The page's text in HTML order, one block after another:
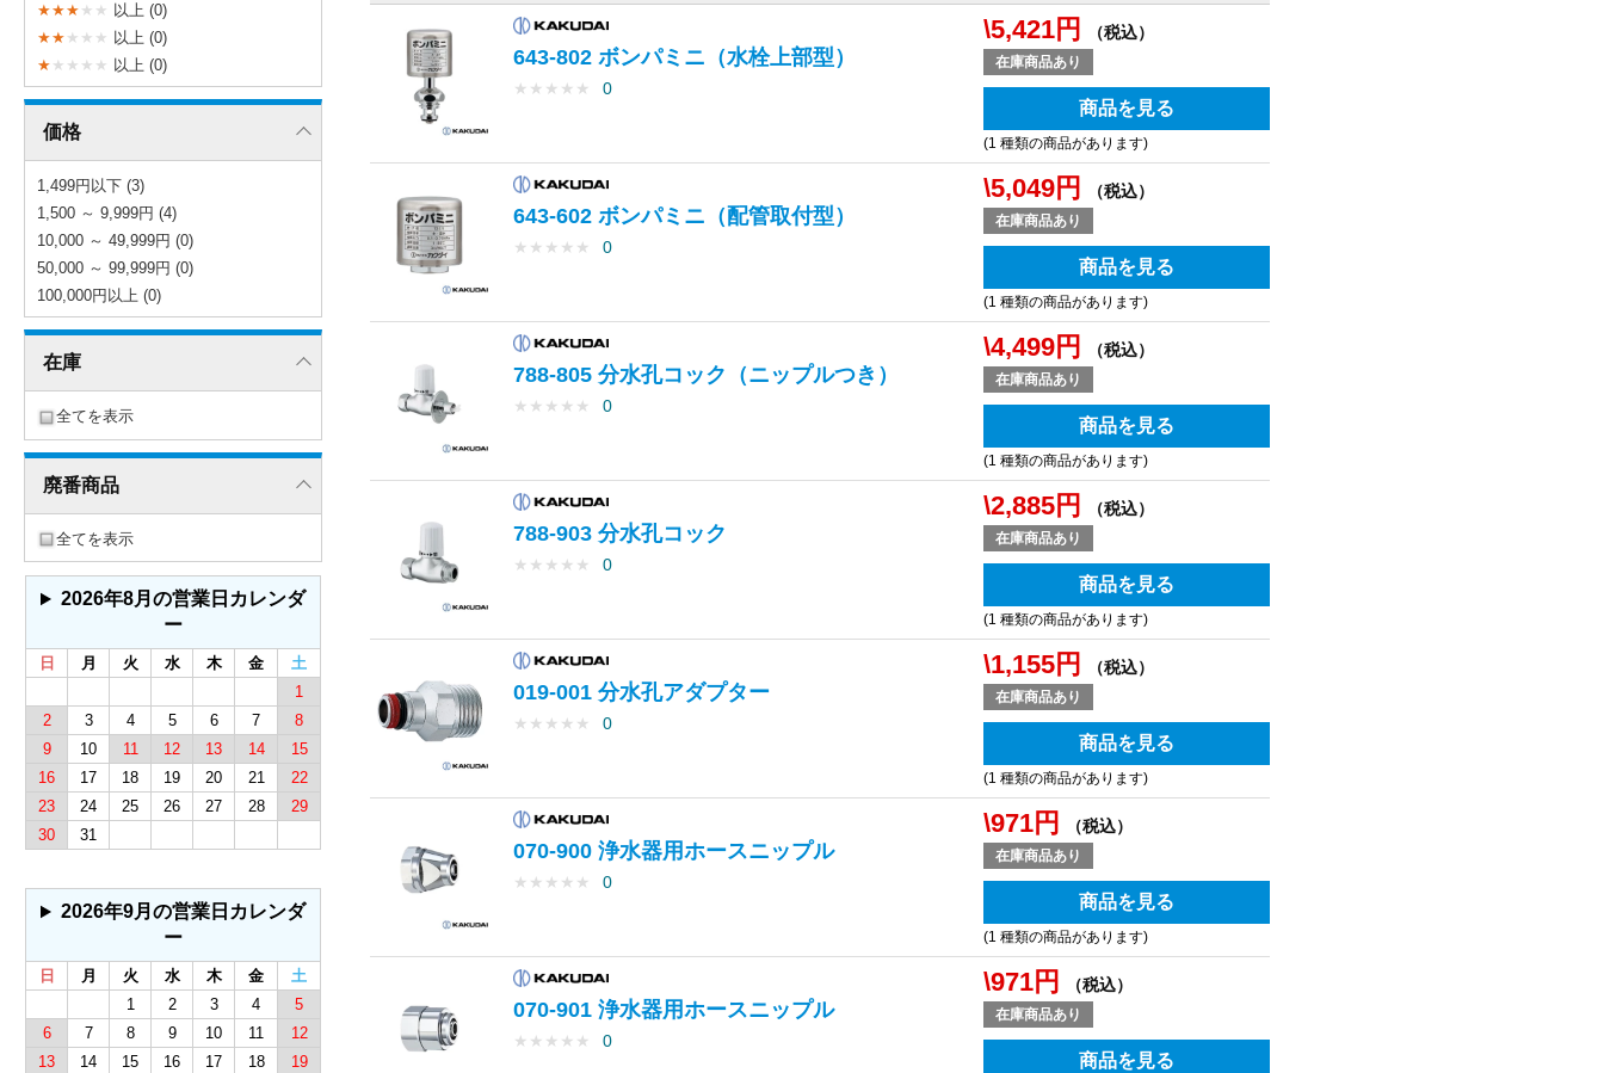
643-802 ボンパミニ（水栓上部型）
★ ★ ★ ★ ★ 0
\5,421円 （税込）
在庫商品あり
商品を見る
(1 種類の商品があります)
643-602 ボンパミニ（配管取付型）
★ ★ ★ ★ ★ 0
\5,049円 （税込）
在庫商品あり
商品を見る
(1 種類の商品があります)
788-805 分水孔コック（ニップルつき）
★ ★ ★ ★ ★ 0
\4,499円 （税込）
在庫商品あり
商品を見る
(1 種類の商品があります)
788-903 分水孔コック
★ ★ ★ ★ ★ 0
\2,885円 （税込）
在庫商品あり
商品を見る
(1 種類の商品があります)
019-001 分水孔アダプター
★ ★ ★ ★ ★ 0
\1,155円 （税込）
在庫商品あり
商品を見る
(1 種類の商品があります)
070-900 浄水器用ホースニップル
★ ★ ★ ★ ★ 0
\971円 （税込）
在庫商品あり
商品を見る
(1 種類の商品があります)
070-901 浄水器用ホースニップル
★ ★ ★ ★ ★ 0
\971円 （税込）
在庫商品あり
商品を見る
★★★ ★ ★ 以上 (0)
★★ ★ ★ ★ 以上 (0)
★ ★ ★ ★ ★ 以上 (0)
価格
1,499円以下 (3)
1,500 ～ 9,999円 (4)
10,000 ～ 49,999円 (0)
50,000 ～ 99,999円 (0)
100,000円以上 (0)
在庫
全てを表示
廃番商品
全てを表示
2026年8月の営業日カレンダ
ー
日 月 火 水 木 金
土
1
2
3 4 5 6 7
8
9
10 11 12 13 14
15
16
17 18 19 20 21
22
23
24 25 26 27 28
29
30
31
2026年9月の営業日カレンダ
ー
日 月 火 水 木 金
土
1
2 3 4
5
6
7 8 9 10 11
12
13
14 15 16 17 18
19